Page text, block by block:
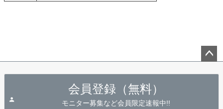
会員登録（無料）
モニター募集など会員限定速報中!!